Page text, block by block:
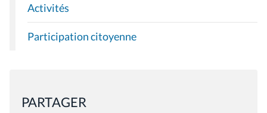
Activités
Participation citoyenne
PARTAGER